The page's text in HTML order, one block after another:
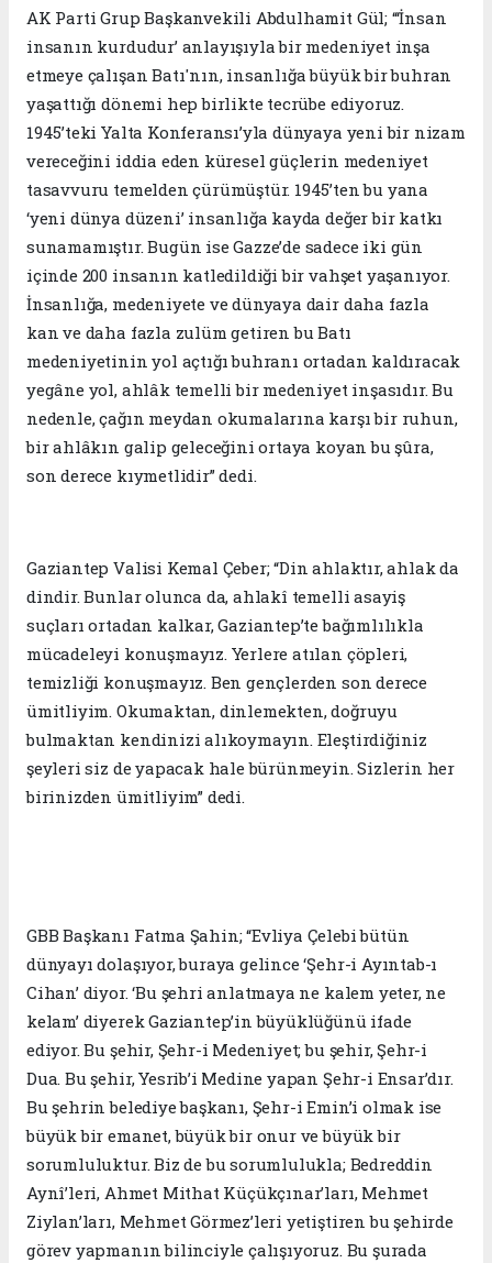
AK Parti Grup Başkanvekili Abdulhamit Gül; “‘İnsan
insanın kurdudur’ anlayışıyla bir medeniyet inşa
etmeye çalışan Batı'nın, insanlığa büyük bir buhran
yaşattığı dönemi hep birlikte tecrübe ediyoruz.
1945’teki Yalta Konferansı’yla dünyaya yeni bir nizam
vereceğini iddia eden küresel güçlerin medeniyet
tasavvuru temelden çürümüştür. 1945’ten bu yana
‘yeni dünya düzeni’ insanlığa kayda değer bir katkı
sunamamıştır. Bugün ise Gazze’de sadece iki gün
içinde 200 insanın katledildiği bir vahşet yaşanıyor.
İnsanlığa, medeniyete ve dünyaya dair daha fazla
kan ve daha fazla zulüm getiren bu Batı
medeniyetinin yol açtığı buhranı ortadan kaldıracak
yegâne yol, ahlâk temelli bir medeniyet inşasıdır. Bu
nedenle, çağın meydan okumalarına karşı bir ruhun,
bir ahlâkın galip geleceğini ortaya koyan bu şûra,
son derece kıymetlidir” dedi.
Gaziantep Valisi Kemal Çeber; “Din ahlaktır, ahlak da
dindir. Bunlar olunca da, ahlakî temelli asayiş
suçları ortadan kalkar, Gaziantep’te bağımlılıkla
mücadeleyi konuşmayız. Yerlere atılan çöpleri,
temizliği konuşmayız. Ben gençlerden son derece
ümitliyim. Okumaktan, dinlemekten, doğruyu
bulmaktan kendinizi alıkoymayın. Eleştirdiğiniz
şeyleri siz de yapacak hale bürünmeyin. Sizlerin her
birinizden ümitliyim” dedi.
GBB Başkanı Fatma Şahin; “Evliya Çelebi bütün
dünyayı dolaşıyor, buraya gelince ‘Şehr-i Ayıntab-ı
Cihan’ diyor. ‘Bu şehri anlatmaya ne kalem yeter, ne
kelam’ diyerek Gaziantep’in büyüklüğünü ifade
ediyor. Bu şehir, Şehr-i Medeniyet; bu şehir, Şehr-i
Dua. Bu şehir, Yesrib’i Medine yapan Şehr-i Ensar’dır.
Bu şehrin belediye başkanı, Şehr-i Emin’i olmak ise
büyük bir emanet, büyük bir onur ve büyük bir
sorumluluktur. Biz de bu sorumlulukla; Bedreddin
Aynî’leri, Ahmet Mithat Küçükçınar’ları, Mehmet
Ziylan’ları, Mehmet Görmez’leri yetiştiren bu şehirde
görev yapmanın bilinciyle çalışıyoruz. Bu şurada